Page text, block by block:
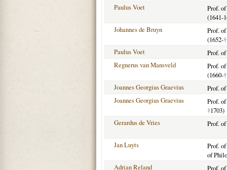
Paulus Voet
Prof.
(1641-
Johannes de Bruyn
Prof.
(1652-†
Paulus Voet
Prof.
Regnerus van Mansveld
Prof.
(1660-†
Joannes Georgius Graevius
Prof.
Joannes Georgius Graevius
Prof.
†1703)
Gerardus de Vries
Prof.
Jan Luyts
Prof.
of
Adrian Reland
Prof.